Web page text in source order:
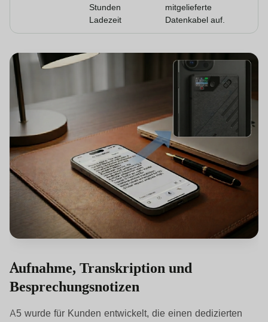
Stunden
Ladezeit
mitgelieferte
Datenkabel auf.
Aufnahme, Transkription und
Besprechungsnotizen
A5 wurde für Kunden entwickelt, die einen dedizierten